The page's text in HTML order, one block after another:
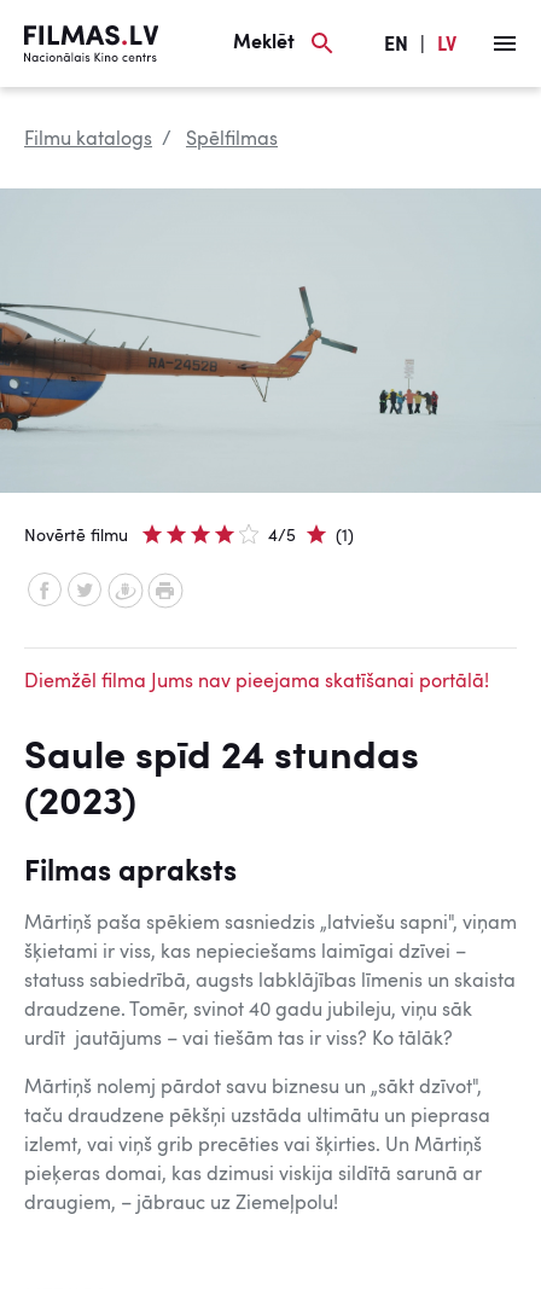
Meklēt EN LV
Filmu katalogs Spēlfilmas
Novērtē filmu 4/5 (1)
Diemžēl filma Jums nav pieejama skatīšanai portālā!
Saule spīd 24 stundas
(2023)
Filmas apraksts
Mārtiņš paša spēkiem sasniedzis „latviešu sapni", viņam
šķietami ir viss, kas nepieciešams laimīgai dzīvei –
statuss sabiedrībā, augsts labklājības līmenis un skaista
draudzene. Tomēr, svinot 40 gadu jubileju, viņu sāk
urdīt jautājums – vai tiešām tas ir viss? Ko tālāk?
Mārtiņš nolemj pārdot savu biznesu un „sākt dzīvot",
taču draudzene pēkšņi uzstāda ultimātu un pieprasa
izlemt, vai viņš grib precēties vai šķirties. Un Mārtiņš
pieķeras domai, kas dzimusi viskija sildītā sarunā ar
draugiem, – jābrauc uz Ziemeļpolu!